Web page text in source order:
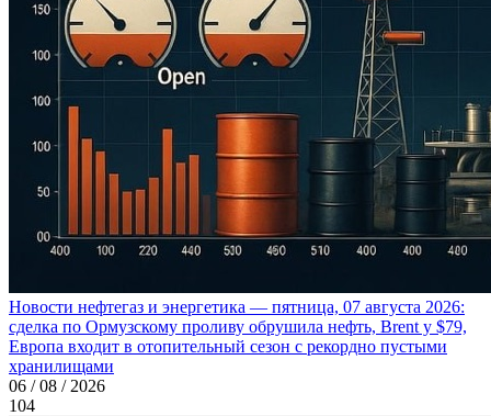
Новости нефтегаз и энергетика — пятница, 07 августа 2026:
сделка по Ормузскому проливу обрушила нефть, Brent у $79,
Европа входит в отопительный сезон с рекордно пустыми
хранилищами
06 / 08 / 2026
104